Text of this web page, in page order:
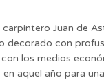
carpintero Juan de
decorado con
los medios
aquel año para